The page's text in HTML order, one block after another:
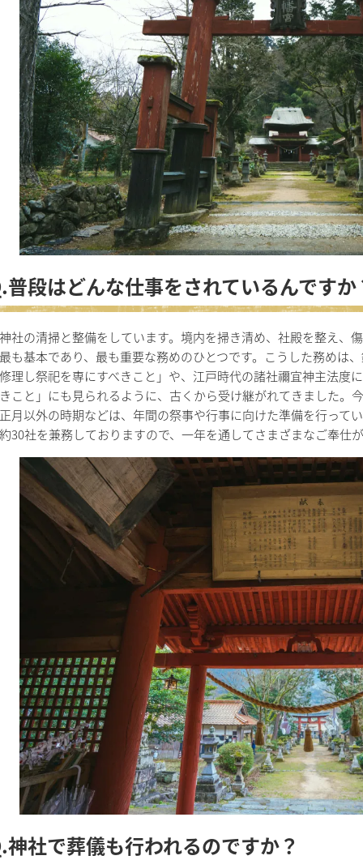
普段はどんな仕事をされているんですか
社の清掃と整備をしています。境内を掃き清め、社殿を整え、
も基本であり、最も重要な務めのひとつです。こうした務めは
理し祭祀を専にすべきこと」や、江戸時代の諸社禰宜神主法度
こと」にも見られるように、古くから受け継がれてきました。
月以外の時期などは、年間の祭事や行事に向けた準備を行って
30社を兼務しておりますので、一年を通してさまざまなご奉仕
神社で葬儀も行われるのですか？